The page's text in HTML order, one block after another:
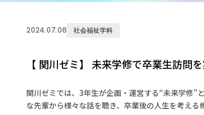
2024.07.08 社会福祉学科
【 関川ゼミ】 未来学修で卒業生訪問
関川ゼミでは、3年生が企画・運営する“未来学修”
な先輩から様々な話を聴き、卒業後の人生を考える